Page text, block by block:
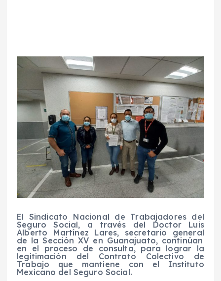
El Sindicato Nacional de Trabajadores del
Seguro Social, a través del Doctor Luis
Alberto Martínez Lares, secretario general
de la Sección XV en Guanajuato, continúan
en el proceso de consulta,para lograr la
legitimación del Contrato Colectivo de
Trabajo que mantiene con el Instituto
Mexicano del Seguro Social.